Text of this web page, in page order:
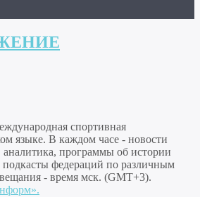
спортивная
языке. В каждом часе - новости
программы об истории
подкасты федераций по различным
- время мск. (GMT+3).